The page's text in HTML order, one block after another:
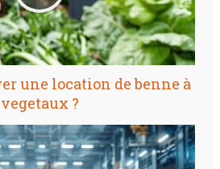
une location de benne à
vegetaux ?